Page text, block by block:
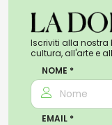
Iscriviti alla nostra
cultura, all'arte e
NOME *
EMAIL *